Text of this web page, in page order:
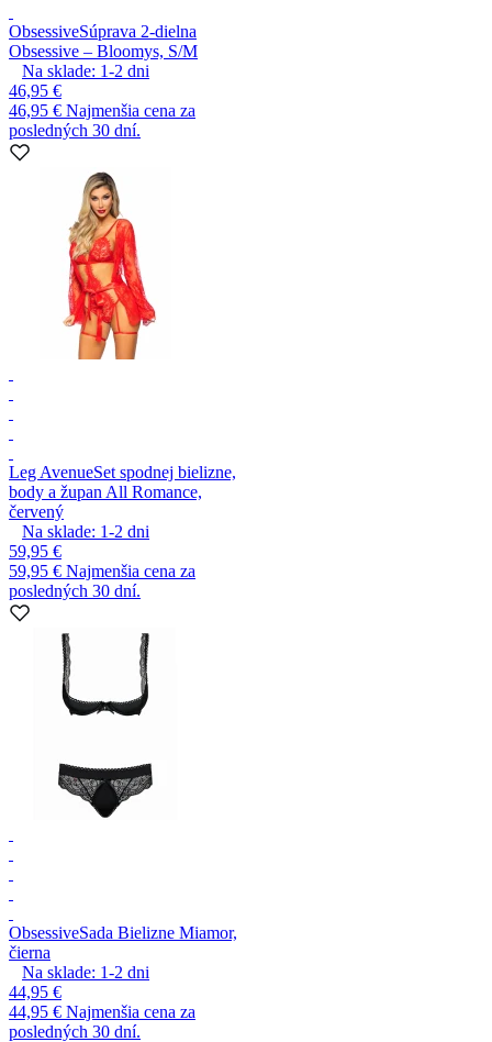
ObsessiveSúprava 2-dielna
Obsessive – Bloomys, S/M
Na sklade: 1-2 dni
46,95 €
46,95 € Najmenšia cena za
posledných 30 dní.
Leg AvenueSet spodnej bielizne,
body a župan All Romance,
červený
Na sklade: 1-2 dni
59,95 €
59,95 € Najmenšia cena za
posledných 30 dní.
ObsessiveSada Bielizne Miamor,
čierna
Na sklade: 1-2 dni
44,95 €
44,95 € Najmenšia cena za
posledných 30 dní.